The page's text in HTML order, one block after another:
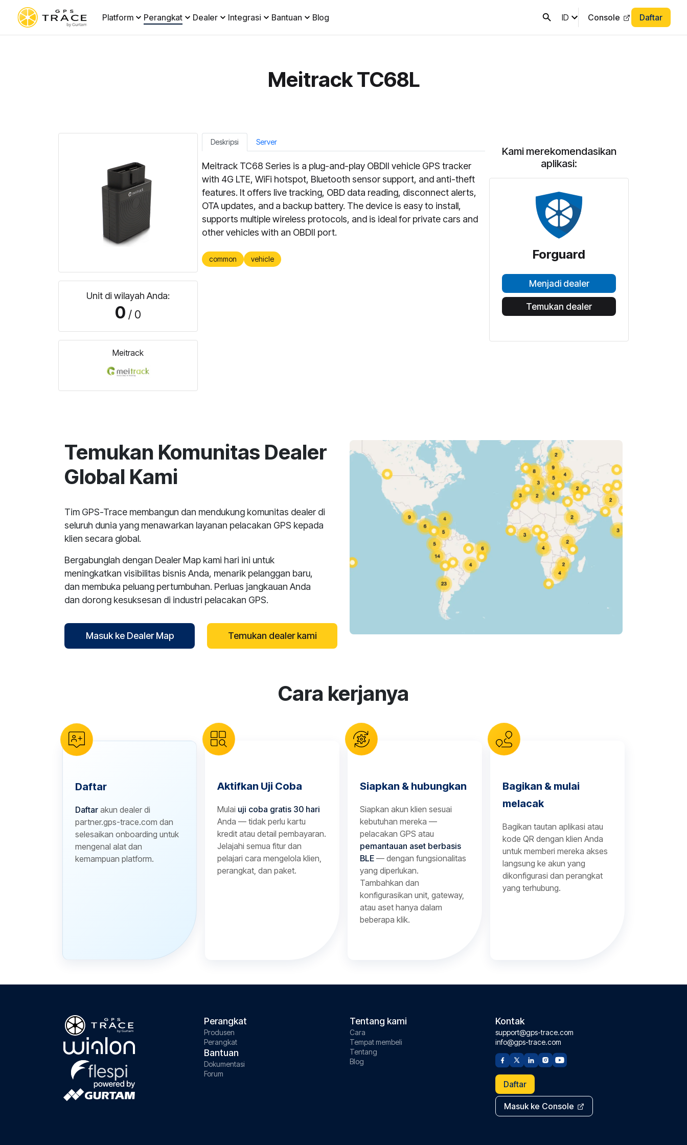
Platform Perangkat Dealer Integrasi Bantuan Blog ID Console Daftar
Meitrack TC68L
Unit di wilayah Anda:
0 / 0
Meitrack
Deskripsi Server
Meitrack TC68 Series is a plug-and-play OBDII vehicle GPS tracker
with 4G LTE, WiFi hotspot, Bluetooth sensor support, and anti-theft
features. It offers live tracking, OBD data reading, disconnect alerts,
OTA updates, and a backup battery. The device is easy to install,
supports multiple wireless protocols, and is ideal for private cars and
other vehicles with an OBDII port.
common vehicle
Kami merekomendasikan
aplikasi:
Forguard
Menjadi dealer
Temukan dealer
Temukan Komunitas Dealer
Global Kami
Tim GPS-Trace membangun dan mendukung komunitas dealer di
seluruh dunia yang menawarkan layanan pelacakan GPS kepada
klien secara global.
Bergabunglah dengan Dealer Map kami hari ini untuk
meningkatkan visibilitas bisnis Anda, menarik pelanggan baru,
dan membuka peluang pertumbuhan. Perluas jangkauan Anda
dan dorong kesuksesan di industri pelacakan GPS.
Masuk ke Dealer Map Temukan dealer kami
Cara kerjanya
Daftar
Daftar akun dealer di
partner.gps-trace.com dan
selesaikan onboarding untuk
mengenal alat dan
kemampuan platform.
Aktifkan Uji Coba
Mulai uji coba gratis 30 hari
Anda — tidak perlu kartu
kredit atau detail pembayaran.
Jelajahi semua fitur dan
pelajari cara mengelola klien,
perangkat, dan paket.
Siapkan & hubungkan
Siapkan akun klien sesuai
kebutuhan mereka —
pelacakan GPS atau
pemantauan aset berbasis
BLE — dengan fungsionalitas
yang diperlukan.
Tambahkan dan
konfigurasikan unit, gateway,
atau aset hanya dalam
beberapa klik.
Bagikan & mulai
melacak
Bagikan tautan aplikasi atau
kode QR dengan klien Anda
untuk memberi mereka akses
langsung ke akun yang
dikonfigurasi dan perangkat
yang terhubung.
Perangkat
Produsen
Perangkat
Bantuan
Dokumentasi
Forum
Tentang kami
Cara
Tempat membeli
Tentang
Blog
Kontak
support@gps-trace.com
info@gps-trace.com
Daftar
Masuk ke Console